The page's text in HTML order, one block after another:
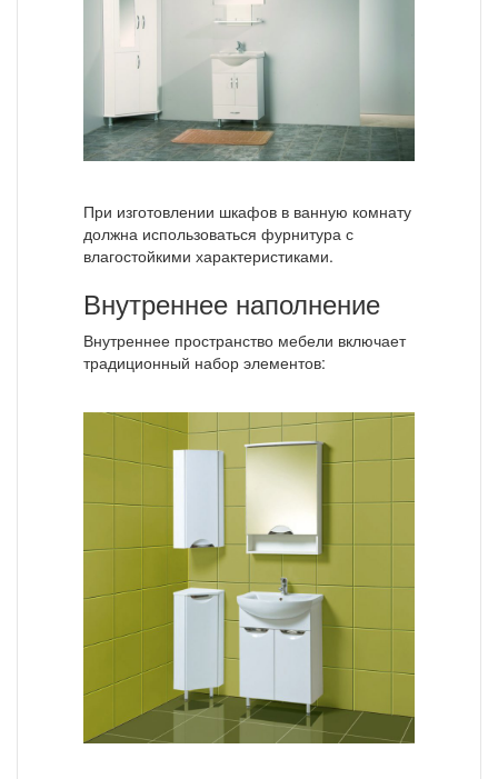
При изготовлении шкафов в ванную комнату
должна использоваться фурнитура с
влагостойкими характеристиками.
Внутреннее наполнение
Внутреннее пространство мебели включает
традиционный набор элементов: